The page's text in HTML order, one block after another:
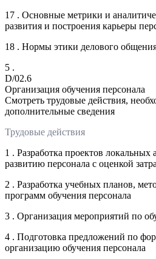
17 . Основные метрики и
развития и построения карьеры
18 . Нормы этики делового
5 .
D/02.6
Организация обучения персонала
Смотреть трудовые действия,
дополнительные сведения
Трудовые действия
1 . Разработка проектов
развитию персонала с оценкой
2 . Разработка учебных планов,
программ обучения персонала
3 . Организация мероприятий по
4 . Подготовка предложений по
организацию обучения персонала